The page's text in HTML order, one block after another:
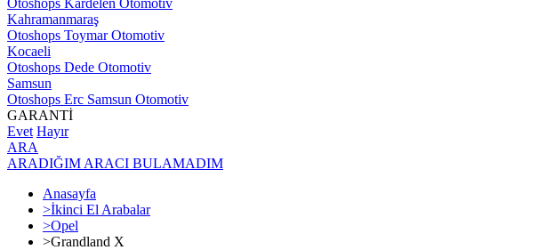
Otoshops Kardelen Otomotiv
Kahramanmaraş
Otoshops Toymar Otomotiv
Kocaeli
Otoshops Dede Otomotiv
Samsun
Otoshops Erc Samsun Otomotiv
GARANTİ
Evet Hayır
ARA
ARADIĞIM ARACI BULAMADIM
Anasayfa
>İkinci El Arabalar
>Opel
>Grandland X